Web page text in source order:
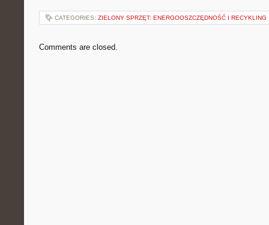
CATEGORIES: ZIELONY SPRZĘT: ENERGOOSZCZĘDNOŚĆ I RECYKLING
Comments are closed.